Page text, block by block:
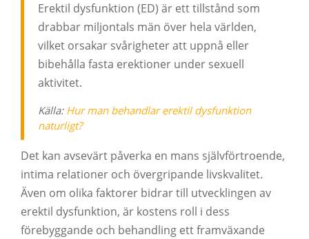
Erektil dysfunktion (ED) är ett tillstånd som
drabbar miljontals män över hela världen,
vilket orsakar svårigheter att uppnå eller
bibehålla fasta erektioner under sexuell
aktivitet.
Källa: Hur man behandlar erektil dysfunktion
naturligt?
Det kan avsevärt påverka en mans självförtroende,
intima relationer och övergripande livskvalitet.
Även om olika faktorer bidrar till utvecklingen av
erektil dysfunktion, är kostens roll i dess
förebyggande och behandling ett framväxande